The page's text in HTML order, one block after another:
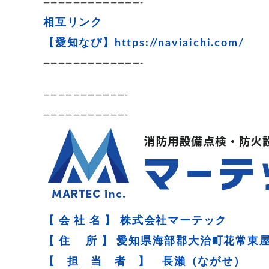
—————————————-
相互リンク
【愛知なび】
https://naviaichi.com/
—————————————-
———————————-
———————————-
【 会 社 名 】 株式会社マーテック
【 住 所 】 愛知県海部郡大治町花常東
【 担 当 者 】 長瀨（ながせ）